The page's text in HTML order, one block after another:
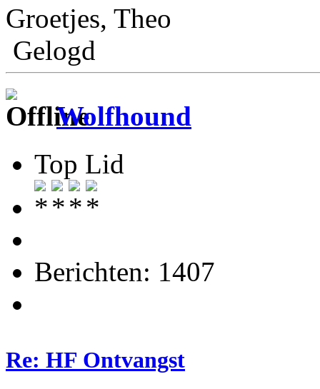
Groetjes, Theo
Gelogd
Wolfhound
Top Lid
Berichten: 1407
Re: HF Ontvangst